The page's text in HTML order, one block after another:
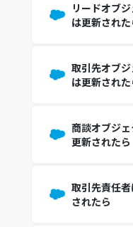
リードオブ
は更新された
取引先オブ
は更新された
商談オブジ
更新されたら
取引先責任
されたら